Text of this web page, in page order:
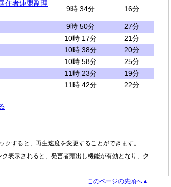
住者連盟副理
9時 34分 16分
9時 50分
27分
10時 17分
21分
10時 38分
20分
10時 58分
25分
11時 23分
19分
11時 42分 22分
クすると、再生速度を変更することができます。
表示されると、発言者頭出し機能が有効となり、ク
このページの先頭へ▲